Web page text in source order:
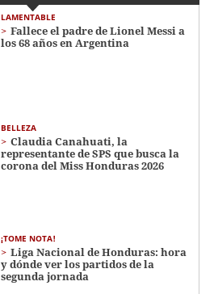
LAMENTABLE
Fallece el padre de Lionel Messi a
los 68 años en Argentina
BELLEZA
Claudia Canahuati, la
representante de SPS que busca la
corona del Miss Honduras 2026
¡TOME NOTA!
Liga Nacional de Honduras: hora
y dónde ver los partidos de la
segunda jornada